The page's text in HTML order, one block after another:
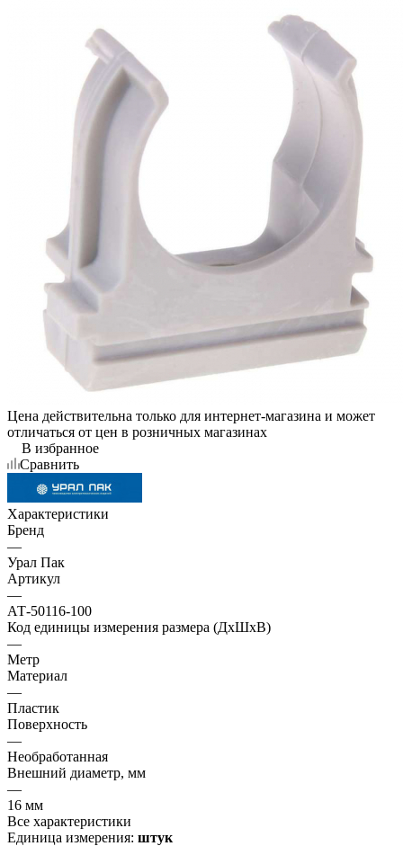
Цена действительна только для интернет-магазина и может
отличаться от цен в розничных магазинах
В избранное
Сравнить
Характеристики
Бренд
—
Урал Пак
Артикул
—
АТ-50116-100
Код единицы измерения размера (ДхШхВ)
—
Метр
Материал
—
Пластик
Поверхность
—
Необработанная
Внешний диаметр, мм
—
16 мм
Все характеристики
Единица измерения: штук